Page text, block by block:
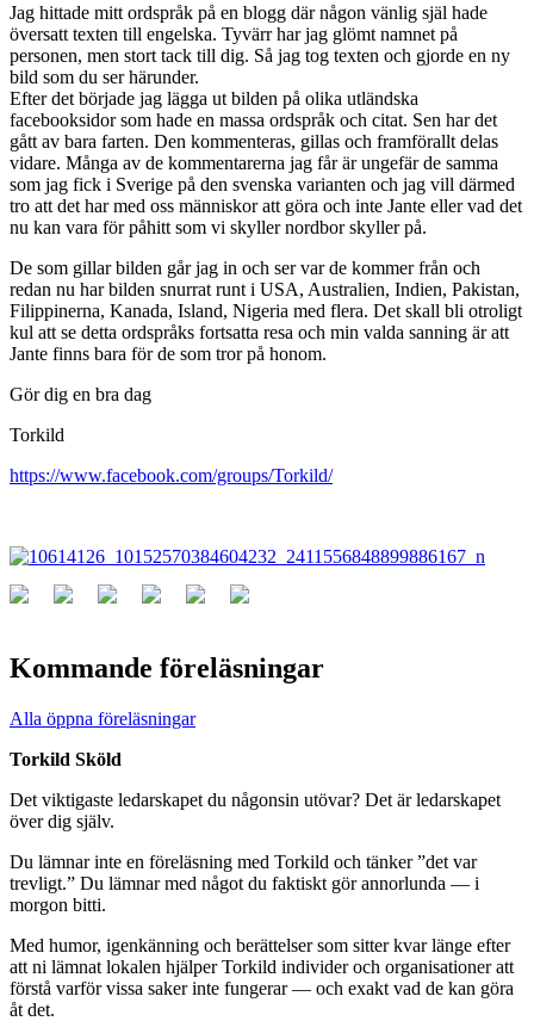
Jag hittade mitt ordspråk på en blogg där någon vänlig själ hade
översatt texten till engelska. Tyvärr har jag glömt namnet på
personen, men stort tack till dig. Så jag tog texten och gjorde en ny
bild som du ser härunder.
Efter det började jag lägga ut bilden på olika utländska
facebooksidor som hade en massa ordspråk och citat. Sen har det
gått av bara farten. Den kommenteras, gillas och framförallt delas
vidare. Många av de kommentarerna jag får är ungefär de samma
som jag fick i Sverige på den svenska varianten och jag vill därmed
tro att det har med oss människor att göra och inte Jante eller vad det
nu kan vara för påhitt som vi skyller nordbor skyller på.
De som gillar bilden går jag in och ser var de kommer från och
redan nu har bilden snurrat runt i USA, Australien, Indien, Pakistan,
Filippinerna, Kanada, Island, Nigeria med flera. Det skall bli otroligt
kul att se detta ordspråks fortsatta resa och min valda sanning är att
Jante finns bara för de som tror på honom.
Gör dig en bra dag
Torkild
https://www.facebook.com/groups/Torkild/
Kommande föreläsningar
Alla öppna föreläsningar
Torkild Sköld
Det viktigaste ledarskapet du någonsin utövar? Det är ledarskapet
över dig själv.
Du lämnar inte en föreläsning med Torkild och tänker ”det var
trevligt.” Du lämnar med något du faktiskt gör annorlunda — i
morgon bitti.
Med humor, igenkänning och berättelser som sitter kvar länge efter
att ni lämnat lokalen hjälper Torkild individer och organisationer att
förstå varför vissa saker inte fungerar — och exakt vad de kan göra
åt det.